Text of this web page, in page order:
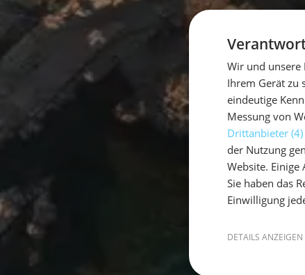
Wir und unsere
Ihrem Gerät zu
eindeutige
Messung von
Drittanbieter (4)
der Nutzung
Website.
Sie haben das
Einwilligung
DETAILS ANZEIGEN